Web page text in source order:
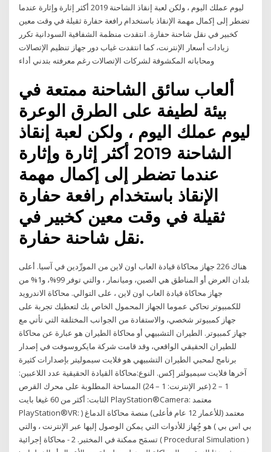
ليوم عملك اليوم ، ولكن لعبة إنقاذ الشاحنة 2019 أكثر إثارة وإثارة عندما
تضطر إلى إكمال مهمة الإنقاذ باستخدام رافعة حفارة ثقيلة في وقت معين
كخبير في نقل شاحنة حفارة. انتقدت منظمة الشفافية السودانية تكرر
زيادات أسعار الإنترنت، كما انتقدت غياب دور جهاز تنظيم الإتصالات
ومحاباته المكشوفة لشركات الإتصالات رغم معرفته بتدني أداء
ألعاب سائق الشاحنة ممتعة في
بيئة لطيفة على الطرق الوعرة
ليوم عملك اليوم ، ولكن لعبة إنقاذ
الشاحنة 2019 أكثر إثارة وإثارة
عندما تضطر إلى إكمال مهمة
الإنقاذ باستخدام رافعة حفارة
ثقيلة في وقت معين كخبير في
نقل شاحنة حفارة.
هناك 226 جهاز محاكاة قيادة العاب اون لاين من المورِّدين في آسيا. أعلى
بلدان العرض أو المناطق هي الصين، وميانمار ، والتي توفر 99%، و1% من
جهاز محاكاة قيادة العاب اون لاين ، على التوالي. محاكاة الاندرويد
للكمبيوتر تحاكي عموما الجهاز المحمول الخاص بك لتعطيك تجربة على
جهاز كمبيوتر شخصي، والاستفادة من الجوانب المختلفة التي تأتي مع
جهاز كمبيوتر. الطيران التشبيهي أو محاكاة الطيران هو عبارة عن محاكاة
للطيران الحقيقي الواقعي، وقد قامت شركة مايكروسوفت في إصدار
برنامج لمحبي الطيران التشبيهي هو فلايت سيموليتر بإصدارات كثيرة
آخرها فلايت سيميولتر إكس. النوع:محاكاة القيادة الحقيقية عدد اللاعبين:
1 – 2 (عبر الإنترنت: 1 – 24) المساحة المطلوبة على محرك القرص
الثابت: أكثر من 60 غيغا بايت PlayStation®Camera: معتمد
PlayStation®VR: معتمد (للأعمار 12 عام فأعلى) منصة محاكاة الدماغ (
بي اس بي ) هو جُِهاز للأدوات التي يمكن الوصول إليها عبر الإنترنت ، والتي
تسمَح ممكنة في المختبر. 2 - محاكاة إجرائية ( Procedural Simulation )